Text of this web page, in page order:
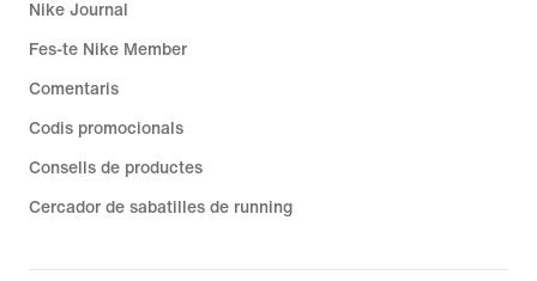
Nike Journal
Fes-te Nike Member
Comentaris
Codis promocionals
Consells de productes
Cercador de sabatilles de running